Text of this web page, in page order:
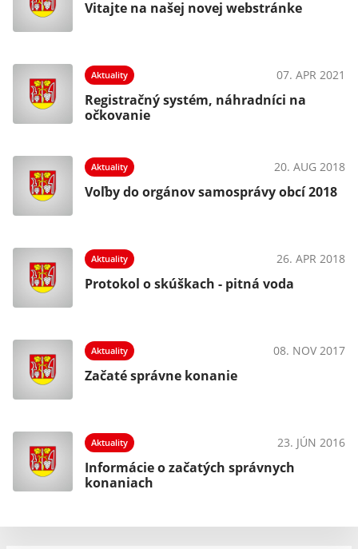
Vitajte na našej novej webstránke
Aktuality 07. APR 2021
Registračný systém, náhradníci na
očkovanie
Aktuality 20. AUG 2018
Voľby do orgánov samosprávy obcí 2018
Aktuality 26. APR 2018
Protokol o skúškach - pitná voda
Aktuality 08. NOV 2017
Začaté správne konanie
Aktuality 23. JÚN 2016
Informácie o začatých správnych
konaniach